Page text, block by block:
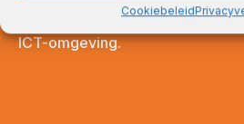
Cookiebeleid
Nederland met een stabiele,
ICT-omgeving.